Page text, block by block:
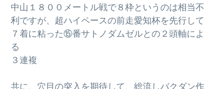
中山１８００メートル戦で８枠というのは相当不
利ですが、超ハイペースの前走愛知杯を先行して
７着に粘った⑮番サトノダムゼルとの２頭軸によ
る
３連複